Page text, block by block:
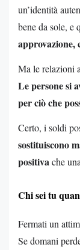
un’identità
bene da sole, e
approvazione,
Ma le relazioni
Le persone si
per ciò che
Certo, i soldi
sostituiscono
positivache
Chi sei tu
Fermati un
Se domani